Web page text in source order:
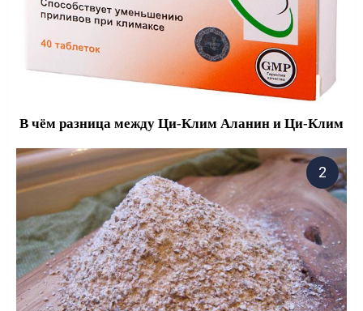
В чём разница между Ци-Клим Аланин и Ци-Клим